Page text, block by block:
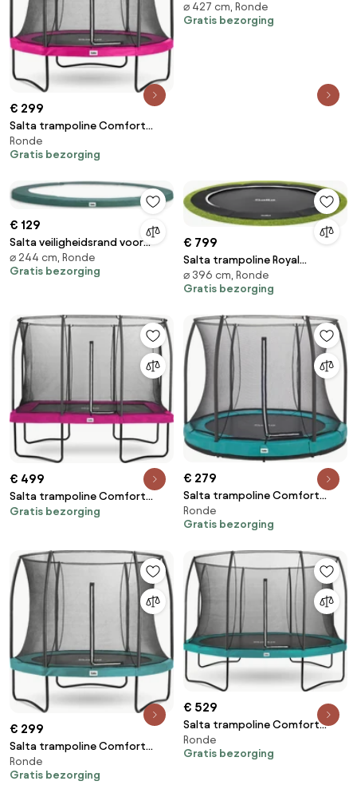
€ 299
Salta trampoline Comfort
Edition - Diameter 251 cm -
Rond - roze
Ronde
Gratis bezorging
trampolines diameter 427cm -
Universeel - Rond - groen
⌀ 427 cm, Ronde
Gratis bezorging
€ 129
Salta veiligheidsrand voor
trampolines diameter 244cm -
Universeel - Rond - groen
⌀ 244 cm, Ronde
Gratis bezorging
€ 799
Salta trampoline Royal
Baseground Sports - Diameter
396 cm - Rond - zwart
⌀ 396 cm, Ronde
Gratis bezorging
€ 499
Salta trampoline Comfort
Edition - 305 x 214 cm -
Gratis bezorging
€ 279
Salta trampoline Comfort
Edition Ground - Diameter 183
cm - Rond - Groen
Ronde
Gratis bezorging
€ 299
Salta trampoline Comfort
Edition - Diameter 251 cm -
Rond - Groen
Ronde
Gratis bezorging
€ 529
Salta trampoline Comfort
Edition - Diameter 427 cm -
Rond - Groen
Ronde
Gratis bezorging